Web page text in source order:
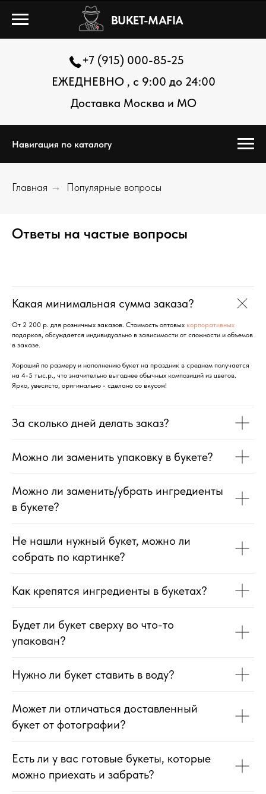
BUKET-MAFIA
+7 (915) 000-85-25
ЕЖЕДНЕВНО , с 9:00 до 24:00
Доставка Москва и МО
Навигация по каталогу
Главная → Популярные вопросы
Ответы на частые вопросы
Какая минимальная сумма заказа?
От 2 200 р. для розничных заказов. Стоимость оптовых корпоративных
подарков, обсуждается индивидуально в зависимости от сложности и объемов
в заказе.
Хороший по размеру и наполнению букет на праздник в среднем получается
на 4-5 тыс.р., что значительно выгоднее обычных композиций из цветов.
Ярко, увесисто, оригинально - сделано со вкусом!
За сколько дней делать заказ?
Можно ли заменить упаковку в букете?
Можно ли заменить/убрать ингредиенты
в букете?
Не нашли нужный букет, можно ли
собрать по картинке?
Как крепятся ингредиенты в букетах?
Будет ли букет сверху во что-то
упакован?
Нужно ли букет ставить в воду?
Может ли отличаться доставленный
букет от фотографии?
Есть ли у вас готовые букеты, которые
можно приехать и забрать?